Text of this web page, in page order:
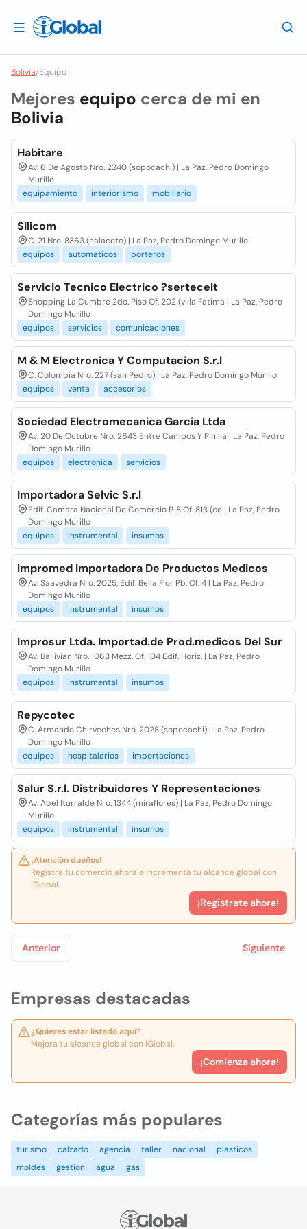
Bolivia/Equipo
Empresas destacadas
¿Quieres estar listado aquí?
Mejora tu alcance global con iGlobal.
¡Comienza ahora!
Mejores equipo cerca de mi en
Bolivia
Habitare
Av. 6 De Agosto Nro. 2240 (sopocachi) | La Paz, Pedro Domingo
Murillo
equipamiento
interiorismo mobiliario
Silicom
C. 21 Nro. 8363 (calacoto) | La Paz, Pedro Domingo Murillo
equipos
automaticos porteros
Servicio Tecnico Electrico ?sertecelt
Shopping La Cumbre 2do. Piso Of. 202 (villa Fatima | La Paz, Pedro
Domingo Murillo
equipos
servicios comunicaciones
M & M Electronica Y Computacion S.r.l
C. Colombia Nro. 227 (san Pedro) | La Paz, Pedro Domingo Murillo
equipos
venta accesorios
Sociedad Electromecanica Garcia Ltda
Av. 20 De Octubre Nro. 2643 Entre Campos Y Pinilla | La Paz, Pedro
Domingo Murillo
equipos
electronica servicios
Importadora Selvic S.r.l
Edif. Camara Nacional De Comercio P. 8 Of. 813 (ce | La Paz, Pedro
Domingo Murillo
equipos
instrumental insumos
Impromed Importadora De Productos Medicos
Av. Saavedra Nro. 2025, Edif. Bella Flor Pb. Of. 4 | La Paz, Pedro
Domingo Murillo
equipos
instrumental insumos
Improsur Ltda. Importad.de Prod.medicos Del Sur
Av. Ballivian Nro. 1063 Mezz. Of. 104 Edif. Horiz. | La Paz, Pedro
Domingo Murillo
equipos
instrumental insumos
Repycotec
C. Armando Chirveches Nro. 2028 (sopocachi) | La Paz, Pedro
Domingo Murillo
equipos
hospitalarios importaciones
Salur S.r.l. Distribuidores Y Representaciones
Av. Abel Iturralde Nro. 1344 (miraflores) | La Paz, Pedro Domingo
Murillo
equipos
instrumental insumos
¡Atención dueños!
Registra tu comercio ahora e incrementa tu alcance global con
iGlobal.
¡Registrate ahora!
Anterior Siguiente
Categorías más populares
turismo calzado agencia taller nacional
plasticos
moldes
gestion agua gas